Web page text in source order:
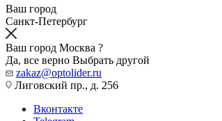
Ваш город
Санкт-Петербург
Ваш город Москва ?
Да, все верно Выбрать другой
zakaz@optolider.ru
Лиговский пр., д. 256
Вконтакте